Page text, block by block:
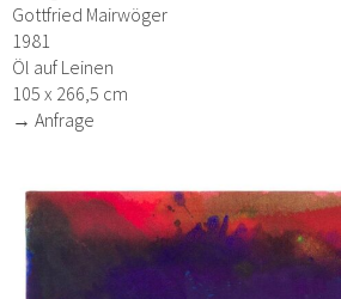
Gottfried Mairwöger
1981
Öl auf Leinen
105 x 266,5 cm
→ Anfrage